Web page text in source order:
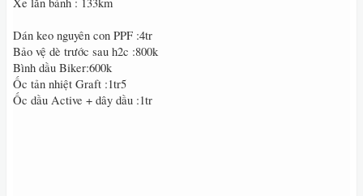
Dán keo nguyên con PPF :4tr
Bảo vệ dè trước sau h2c :800k
Bình dầu Biker:600k
Ốc tản nhiệt Graft :1tr5
Ốc dầu Active + dây dầu :1tr